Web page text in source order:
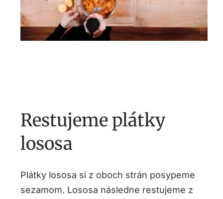
Restujeme plátky
lososa
Plátky lososa si z oboch strán posypeme
sezamom. Lososa následne restujeme z